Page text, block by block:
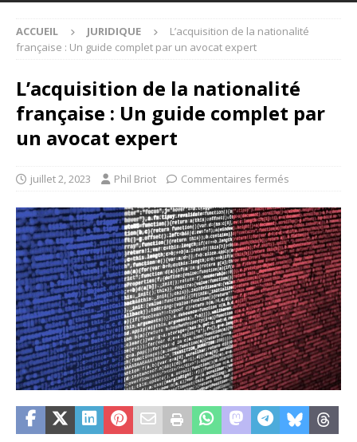
ACCUEIL JURIDIQUE
L’acquisition de la nationalité
française : Un guide complet par un avocat expert
L’acquisition de la nationalité
française : Un guide complet par
un avocat expert
juillet 2, 2023 Phil Briot Commentaires fermés